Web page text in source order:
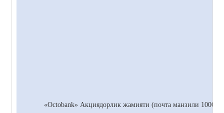
«Octobank» Акциядорлик жамияти (почта манзили